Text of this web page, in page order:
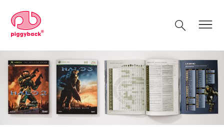
content
Piggyback.com Search Menu